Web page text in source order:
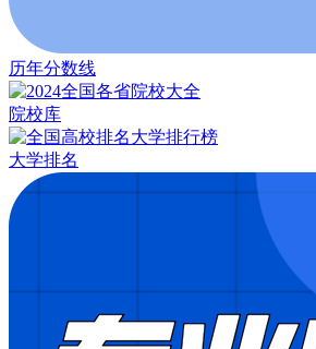
历年分数线
院校库
大学排名